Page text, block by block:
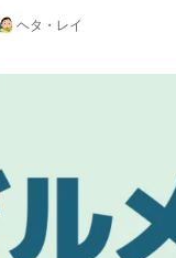
ヘタ・レイ